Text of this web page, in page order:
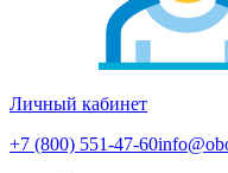
Личный кабинет
+7 (800) 551-47-60